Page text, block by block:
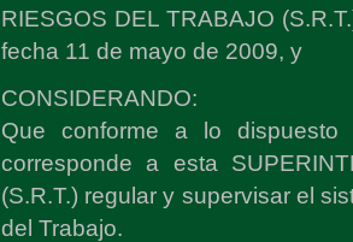
RIESGOS DEL TRABAJO
fecha 11 de mayo de 2009, y
CONSIDERANDO:
Que conforme a lo
corresponde a esta
(S.R.T.) regular y supervisar el
del Trabajo.